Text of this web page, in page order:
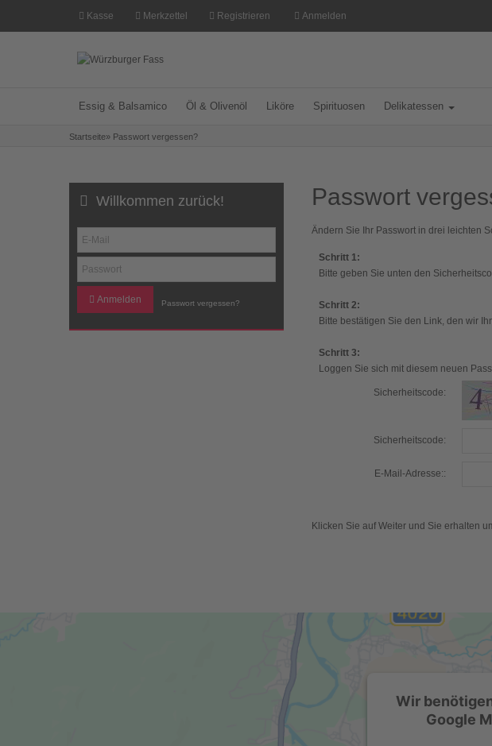
Kasse Merkzettel Registrieren Anmelden
Essig & Balsamico Öl & Olivenöl Liköre Spirituosen Delikatessen
Startseite» Passwort vergessen?
Passwort
Ändern Sie Ihr Passwort in drei leichten
Schritt 1:
Bitte geben Sie unten den
Schritt 2:
Bitte bestätigen Sie den Link, den wir
Schritt 3:
Loggen Sie sich mit diesem neuen
Sicherheitscode:
Sicherheitscode:
E-Mail-Adresse::
Klicken Sie auf Weiter und Sie erhalten
Willkommen zurück!
Anmelden Passwort vergessen?
Wir
Google